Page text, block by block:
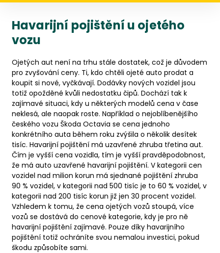
Havarijní pojištění u ojetého
vozu
Ojetých aut není na trhu stále dostatek, což je důvodem
pro zvyšování ceny. Ti, kdo chtěli ojeté auto prodat a
koupit si nové, vyčkávají. Dodávky nových vozidel jsou
totiž opožděné kvůli nedostatku čipů. Dochází tak k
zajímavé situaci, kdy u některých modelů cena v čase
neklesá, ale naopak roste. Například o nejoblíbenějšího
českého vozu Škoda Octavia se cena jednoho
konkrétního auta během roku zvýšila o několik desítek
tisíc. Havarijní pojištění má uzavřené zhruba třetina aut.
Čím je vyšší cena vozidla, tím je vyšší pravděpodobnost,
že má auto uzavřené havarijní pojištění. V kategorii cen
vozidel nad milion korun má sjednané pojištění zhruba
90 % vozidel, v kategorii nad 500 tisíc je to 60 % vozidel, v
kategorii nad 200 tisíc korun již jen 30 procent vozidel.
Vzhledem k tomu, že cena ojetých vozů stoupá, více
vozů se dostává do cenové kategorie, kdy je pro ně
havarijní pojištění zajímavé. Pouze díky havarijního
pojištění totiž ochráníte svou nemalou investici, pokud
škodu způsobíte sami.